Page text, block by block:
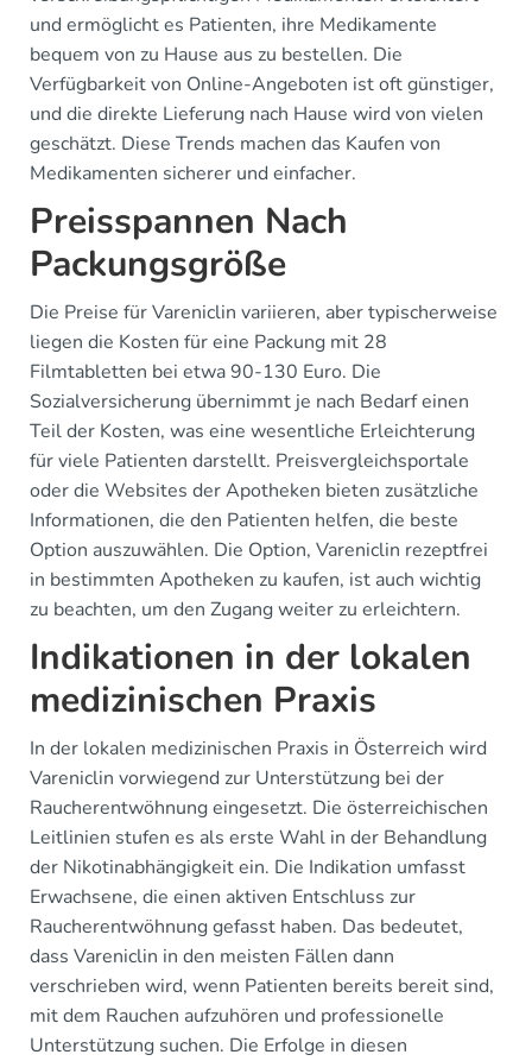
und ermöglicht es Patienten, ihre Medikamente
bequem von zu Hause aus zu bestellen. Die
Verfügbarkeit von Online-Angeboten ist oft günstiger,
und die direkte Lieferung nach Hause wird von vielen
geschätzt. Diese Trends machen das Kaufen von
Medikamenten sicherer und einfacher.
Preisspannen Nach
Packungsgröße
Die Preise für Vareniclin variieren, aber typischerweise
liegen die Kosten für eine Packung mit 28
Filmtabletten bei etwa 90-130 Euro. Die
Sozialversicherung übernimmt je nach Bedarf einen
Teil der Kosten, was eine wesentliche Erleichterung
für viele Patienten darstellt. Preisvergleichsportale
oder die Websites der Apotheken bieten zusätzliche
Informationen, die den Patienten helfen, die beste
Option auszuwählen. Die Option, Vareniclin rezeptfrei
in bestimmten Apotheken zu kaufen, ist auch wichtig
zu beachten, um den Zugang weiter zu erleichtern.
Indikationen in der lokalen
medizinischen Praxis
In der lokalen medizinischen Praxis in Österreich wird
Vareniclin vorwiegend zur Unterstützung bei der
Raucherentwöhnung eingesetzt. Die österreichischen
Leitlinien stufen es als erste Wahl in der Behandlung
der Nikotinabhängigkeit ein. Die Indikation umfasst
Erwachsene, die einen aktiven Entschluss zur
Raucherentwöhnung gefasst haben. Das bedeutet,
dass Vareniclin in den meisten Fällen dann
verschrieben wird, wenn Patienten bereits bereit sind,
mit dem Rauchen aufzuhören und professionelle
Unterstützung suchen. Die Erfolge in diesen